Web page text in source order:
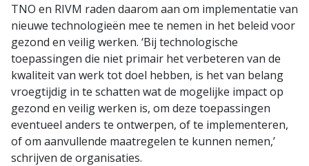
TNO en RIVM raden daarom aan om implementatie van
nieuwe technologieën mee te nemen in het beleid voor
gezond en veilig werken. ‘Bij technologische
toepassingen die niet primair het verbeteren van de
kwaliteit van werk tot doel hebben, is het van belang
vroegtijdig in te schatten wat de mogelijke impact op
gezond en veilig werken is, om deze toepassingen
eventueel anders te ontwerpen, of te implementeren,
of om aanvullende maatregelen te kunnen nemen,’
schrijven de organisaties.